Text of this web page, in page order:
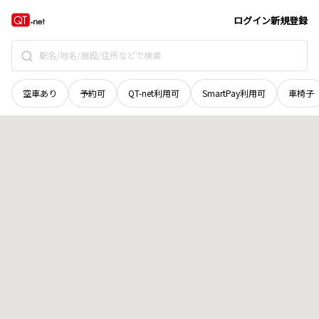
ログイン新規登録
空車あり 予約可 QT-net利用可 SmartPay利用可 車椅子
青森県